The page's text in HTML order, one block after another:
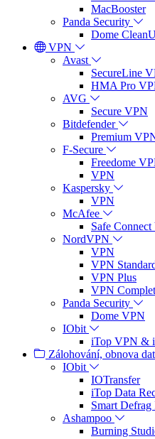
MacBooster
Panda Security
Dome
VPN
Avast
SecureLine
HMA Pro
AVG
Secure VPN
Bitdefender
Premium
F-Secure
Freedome
VPN
Kaspersky
VPN
McAfee
Safe
NordVPN
VPN
VPN
VPN Plus
VPN
Panda Security
Dome VPN
IObit
iTop VPN &
Zálohování, obnova
IObit
IOTransfer
iTop Data
Smart Defrag
Ashampoo
Burning